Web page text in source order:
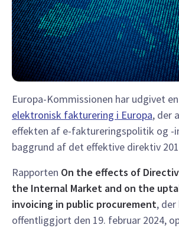
Europa-Kommissionen har udgivet en
elektronisk fakturering i Europa, der
effekten af e-faktureringspolitik og -
baggrund af det effektive direktiv
Rapporten On the effects of
the Internal Market and on the
invoicing in public procurement, der
offentliggjort den 19. februar 2024,